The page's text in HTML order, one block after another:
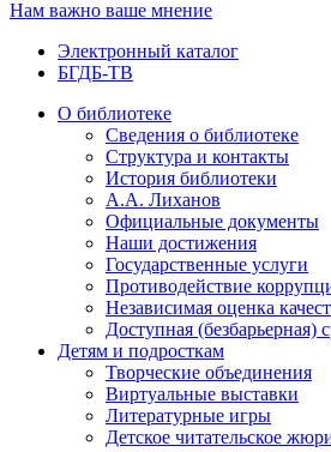
Нам важно ваше мнение
Электронный каталог
БГДБ-ТВ
О библиотеке
Сведения о библиотеке
Структура и контакты
История библиотеки
А.А. Лиханов
Официальные документы
Наши достижения
Государственные услуги
Противодействие
Независимая оценка
Доступная (безбарьерная)
Детям и подросткам
Творческие объединения
Виртуальные выставки
Литературные игры
Детское читательское